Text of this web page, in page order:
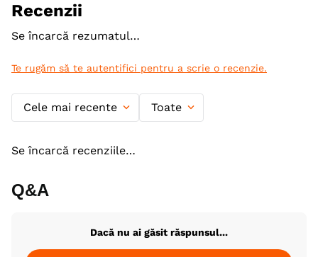
Recenzii
Se încarcă rezumatul…
Te rugăm să te autentifici pentru a scrie o recenzie.
Cele mai recente Toate
Se încarcă recenziile…
Q&A
Dacă nu ai găsit răspunsul...